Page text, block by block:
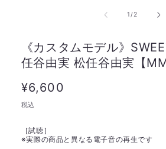
1/の
2
《カスタムモデル》
任谷由実 松任谷由実【
通
常
格
¥6,600
税込
［試聴］
※実際の商品と異なる電子音の再生です